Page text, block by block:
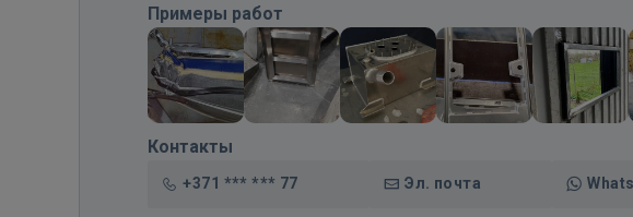
Примеры работ
Контакты
+371 *** *** 77 Эл. почта